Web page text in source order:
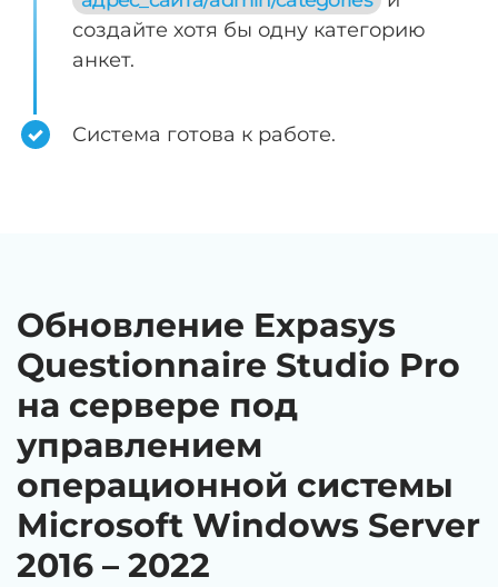
создайте хотя бы одну категорию
анкет.
Система готова к работе.
Обновление Expasys
Questionnaire Studio Pro
на сервере под
управлением
операционной системы
Microsoft Windows Server
2016 – 2022